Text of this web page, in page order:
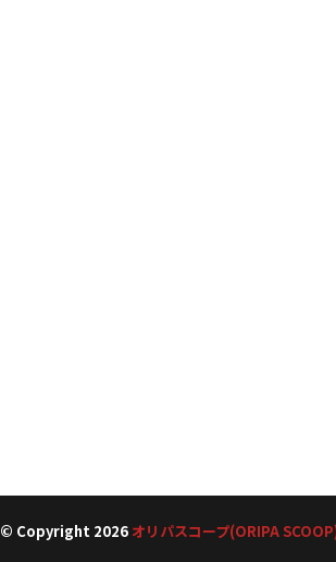
© Copyright 2026 オリパスコープ(ORIPA